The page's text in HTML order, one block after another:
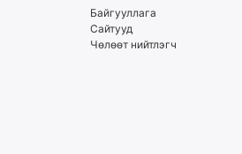
Байгууллага
Сайтууд
Чөлөөт нийтлэгч